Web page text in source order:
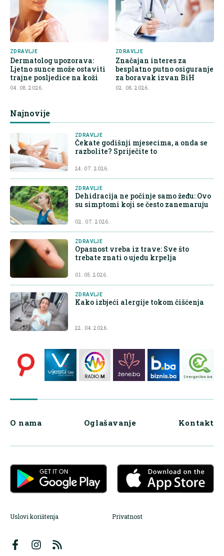
ZDRAVLJE
Dermatolog upozorava:
Ljetno sunce može ostaviti
trajne posljedice na koži
04. 08. 2026.
ZDRAVLJE
Značajan interes za
besplatno putno osiguranje
za boravak izvan BiH
02. 08. 2026.
Najnovije
ZDRAVLJE
Čekate godišnji mjesecima, a onda se
razbolite? Spriječite to
24. 07. 2026.
ZDRAVLJE
Dehidracija ne počinje samo žeđu: Ovo
su simptomi koji se često zanemaruju
02. 07. 2026.
ZDRAVLJE
Opasnost vreba iz trave: Sve što
trebate znati o ujedu krpelja
01. 05. 2026.
ZDRAVLJE
Kako izbjeći alergije tokom čišćenja
22. 04. 2026.
O nama Oglašavanje Kontakt
Uslovi korištenja Privatnost